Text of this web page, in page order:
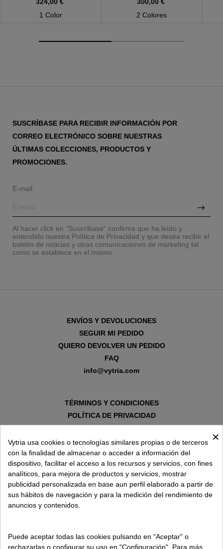
1 Color
2 Colores
SUSCRÍBASE PARA RECIBIR INFORMACIÓN POR
CORREO ELECTRÓNICO SOBRE NUESTRAS
ÚLTIMAS COLECCIONES, PRODUCTOS Y
PROMOCIONES.
E-mail
Al hacer click en "Suscríbase" confirma que ha leído y
entendido nuestra Política de Privacidad y que desea recibir el
boletín de noticias y otras comunicaciones de marketing tal
como se establece en el mismo.
ENVÍOS Y DEVOLUCIONES
SEGUIR MI PEDIDO
QUIERO DEVOLVER UN PEDIDO
FAQ
info@vytria.com
TÉRMINOS Y CONDICIONES
POLÍTICA DE PRIVACIDAD
AVISO LEGAL
POLÍTICA DE COOKIES
SOBRE VYTRIA
×
Vytria usa cookies o tecnologías similares propias o de terceros
con la finalidad de almacenar o acceder a información del
dispositivo, facilitar el acceso a los recursos y servicios, con fines
analíticos, para mejora de productos y servicios, mostrar
publicidad personalizada en base aun perfil elaborado a partir de
sus hábitos de navegación y para la medición del rendimiento de
anuncios y contenidos.
Puede aceptar todas las cookies pulsando en "Aceptar" o
rechazarlas o configurar su uso en "Configuración". Para más